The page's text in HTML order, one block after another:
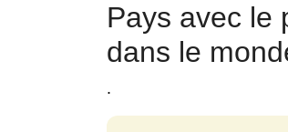
Pays avec le
dans le
.